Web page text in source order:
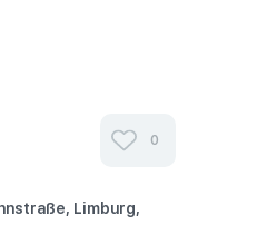
Limburg в
духовное
0
Limburg,